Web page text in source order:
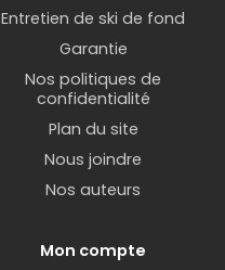
Entretien de ski de fond
Garantie
Nos politiques de
confidentialité
Plan du site
Nous joindre
Nos auteurs
Mon compte